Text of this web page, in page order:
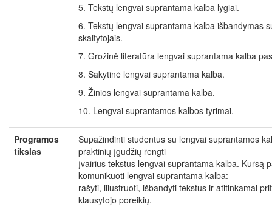
5. Tekstų lengvai suprantama kalba lygiai.
6. Tekstų lengvai suprantama kalba išbandymas
skaitytojais.
7. Grožinė literatūra lengvai suprantama kalba
8. Sakytinė lengvai suprantama kalba.
9. Žinios lengvai suprantama kalba.
10. Lengvai suprantamos kalbos tyrimai.
Programos
tikslas
Supažindinti studentus su lengvai suprantamos
praktinių įgūdžių rengti
įvairius tekstus lengvai suprantama kalba. Kursą
komunikuoti lengvai suprantama kalba:
rašyti, iliustruoti, išbandyti tekstus ir atitinkamai
klausytojo poreikių.